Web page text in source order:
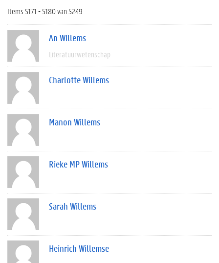
Items 5171 - 5180 van 5249
An Willems
Literatuurwetenschap
Charlotte Willems
Manon Willems
Rieke MP Willems
Sarah Willems
Heinrich Willemse